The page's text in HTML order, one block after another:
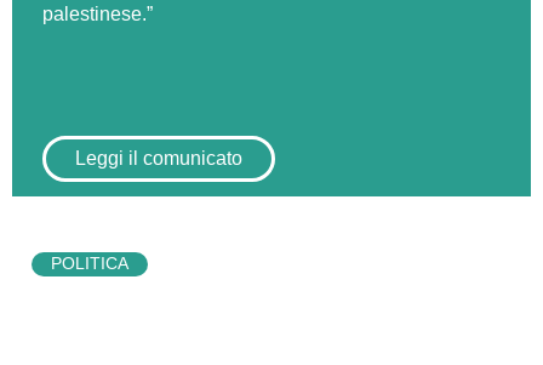
palestinese.”
Leggi il comunicato
POLITICA